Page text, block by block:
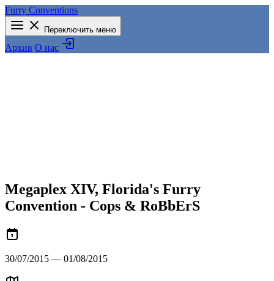
Furry Conventions
Переключить меню
Архив О нас
Megaplex XIV, Florida's Furry
Convention - Cops & RoBbErS
30/07/2015 — 01/08/2015